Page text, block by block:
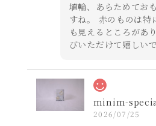
埴輪、あらためてお
すね。 赤のものは特
も見えるところがあ
びいただけて嬉しいで
minim-
2026/07/25